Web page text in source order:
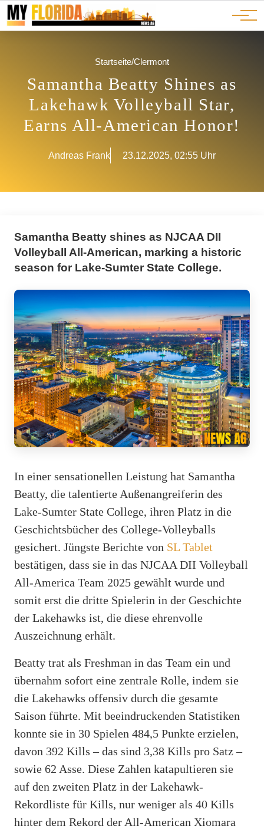
JOBS
ADS
Ads
Advertorials
Events
Startseite/Clermont
Samantha Beatty Shines as
Lakehawk Volleyball Star,
Earns All-American Honor!
Andreas Frank 23.12.2025, 02:55 Uhr
Samantha Beatty shines as NJCAA DII
Volleyball All-American, marking a historic
season for Lake-Sumter State College.
In einer sensationellen Leistung hat Samantha
Beatty, die talentierte Außenangreiferin des
Lake-Sumter State College, ihren Platz in die
Geschichtsbücher des College-Volleyballs
gesichert. Jüngste Berichte von SL Tablet
bestätigen, dass sie in das NJCAA DII Volleyball
All-America Team 2025 gewählt wurde und
somit erst die dritte Spielerin in der Geschichte
der Lakehawks ist, die diese ehrenvolle
Auszeichnung erhält.
Beatty trat als Freshman in das Team ein und
übernahm sofort eine zentrale Rolle, indem sie
die Lakehawks offensiv durch die gesamte
Saison führte. Mit beeindruckenden Statistiken
konnte sie in 30 Spielen 484,5 Punkte erzielen,
davon 392 Kills – das sind 3,38 Kills pro Satz –
sowie 62 Asse. Diese Zahlen katapultieren sie
auf den zweiten Platz in der Lakehawk-
Rekordliste für Kills, nur weniger als 40 Kills
hinter dem Rekord der All-American Xiomara